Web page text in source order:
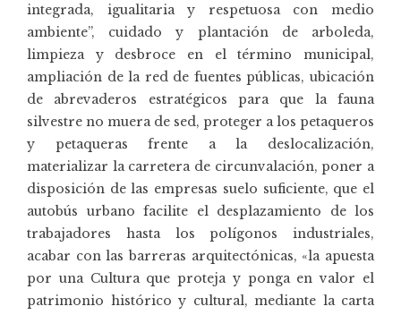
integrada, igualitaria y respetuosa con medio
ambiente”, cuidado y plantación de arboleda,
limpieza y desbroce en el término municipal,
ampliación de la red de fuentes públicas, ubicación
de abrevaderos estratégicos para que la fauna
silvestre no muera de sed, proteger a los petaqueros
y petaqueras frente a la deslocalización,
materializar la carretera de circunvalación, poner a
disposición de las empresas suelo suficiente, que el
autobús urbano facilite el desplazamiento de los
trabajadores hasta los polígonos industriales,
acabar con las barreras arquitectónicas, «la apuesta
por una Cultura que proteja y ponga en valor el
patrimonio histórico y cultural, mediante la carta